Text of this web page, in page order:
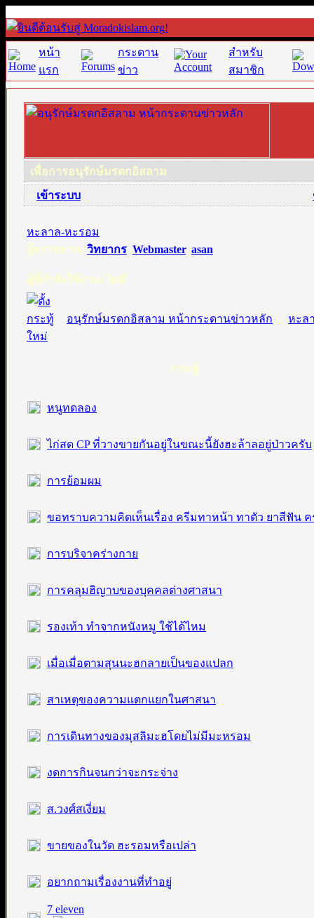
หน้า
แรก
กระดาน
ข่าว
สำหรับ
สมาชิก
เพื่อการอนุรักษ์มรดกอิสลาม
· เข้าระบบ
หะลาล-หะรอม
ผู้ตรวจทาน: วิทยากร, Webmaster, asan
ผู้ที่กำลังใช้งาน: ไม่มี
อนุรักษ์มรดกอิสลาม หน้ากระดานข่าวหลัก -> หะล
กระทู้
หนูทดลอง
ไก่สด CP ที่วางขายกันอยู่ในขณะนี้ยังฮะล้าลอยู่ป่าวครับ
การย้อมผม
ขอทราบความคิดเห็นเรื่อง ครีมทาหน้า ทาตัว ยาสีฟัน ค
การบริจาคร่างกาย
การคลุมฮิญาบของบุคคลต่างศาสนา
รองเท้า ทำจากหนังหมู ใช้ได้ไหม
เมื่อเมื่อตามสุนนะฮกลายเป็นของแปลก
สาเหตุของความแตกแยกในศาสนา
การเดินทางของมุสลิมะฮโดยไม่มีมะหรอม
งดการกินจนกว่าจะกระจ่าง
ส.วงศ์สเงี่ยม
ขายของในวัด ฮะรอมหรือเปล่า
อยากถามเรื่องงานที่ทำอยู่
7 eleven